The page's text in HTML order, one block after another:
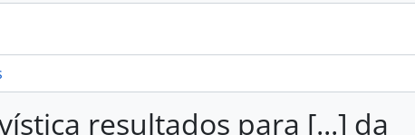
resultados para [...] da